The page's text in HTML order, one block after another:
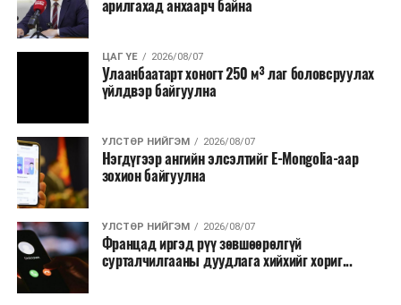
бүтээгдэхүүний нөөц бүрдүүлэх, хадгалах, түгээх,
борлуулах бүх шатанд цахим төлбөрийн баримт
үйлдэж, бүртгэлийг ил тод болгох юм.
2026 оны намар бэлтгэж, 2027 оны хавар худалдаанд
Засаг дарга Б.Пүрэвдагваг онцгойлон анхаарч
ажиллахыг Ерөнхий сайд үүрэг болгожээ.
Нөөцийн махыг цахим системд бүртгэснээр мах
бэлтгэлийн явц, нөөцийн үлдэгдэл ил тод болно. Мөн
хөнгөлөлттэй зээлийг зориулалтын бусаар ашиглах
явдлыг таслан зогсоох, хүртээмжийг нэмэгдүүлэх,
өрсөлдөөнийг бий болгох боломжтой гэж үзжээ.
арилгахад анхаарч байна
ЦАГ ҮЕ 2026/08/07
Улаанбаатарт хоногт 250 м³ лаг боловсруулах
үйлдвэр байгуулна
УЛСТӨР НИЙГЭМ 2026/08/07
Нэгдүгээр ангийн элсэлтийг E-Mongolia-аар
зохион байгуулна
УЛСТӨР НИЙГЭМ 2026/08/07
Францад иргэд рүү зөвшөөрөлгүй
сурталчилгааны дуудлага хийхийг хориг...